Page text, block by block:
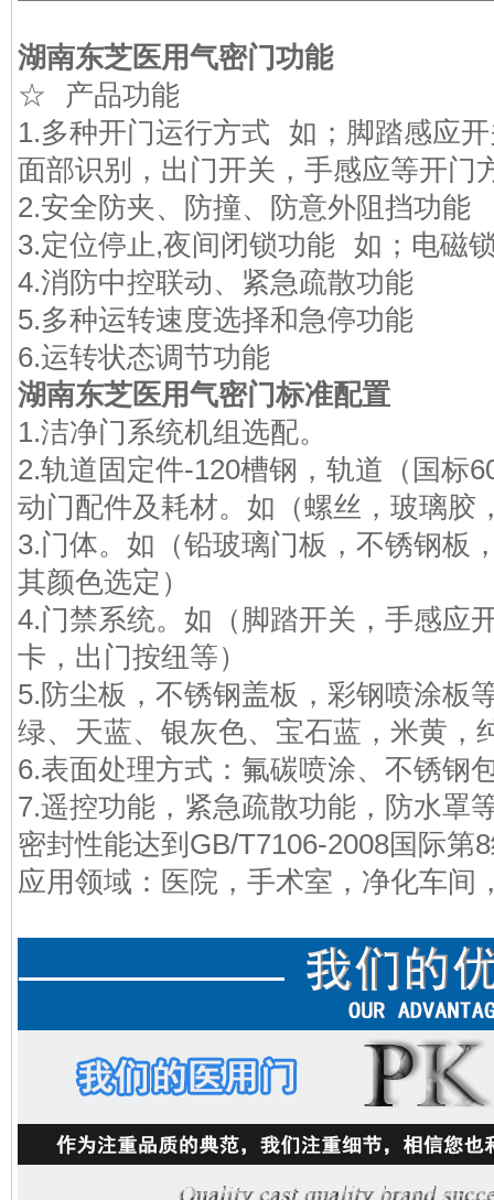
湖南东芝医用气密门功能
☆ 产品功能
1.多种开门运行方式 如；脚踏感应
面部识别，出门开关，手感应等开门
2.安全防夹、防撞、防意外阻挡功能
3.定位停止,夜间闭锁功能 如；电磁
4.消防中控联动、紧急疏散功能
5.多种运转速度选择和急停功能
6.运转状态调节功能
湖南东芝医用气密门标准配置
1.洁净门系统机组选配。
2.轨道固定件-120槽钢，轨道（国标
动门配件及耗材。如（螺丝，玻璃胶
3.门体。如（铅玻璃门板，不锈钢板
其颜色选定）
4.门禁系统。如（脚踏开关，手感应
卡，出门按纽等）
5.防尘板，不锈钢盖板，彩钢喷涂板
绿、天蓝、银灰色、宝石蓝，米黄，
6.表面处理方式：氟碳喷涂、不锈钢
7.遥控功能，紧急疏散功能，防水罩
密封性能达到GB/T7106-2008国际第
应用领域：医院，手术室，净化车间